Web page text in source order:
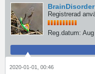
BrainDisorder
Registrerad
Reg.datum:
2020-01-01, 00:46